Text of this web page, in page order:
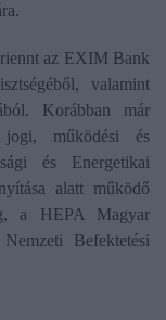
az EXIM Bank
valamint
Korábban már
működési és
és Energetikai
alatt működő
a HEPA Magyar
Befektetési